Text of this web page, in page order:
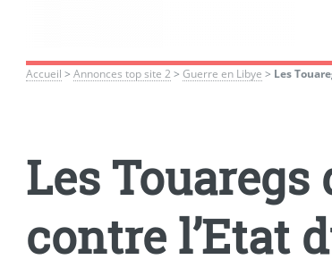
Accueil >Annonces top site 2 > Guerre en Libye > Les
Les Touaregs
contre l’Etat